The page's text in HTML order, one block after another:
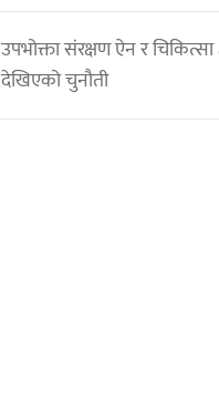
उपभोक्ता संरक्षण ऐन र चिकित्सा
देखिएको चुनौती